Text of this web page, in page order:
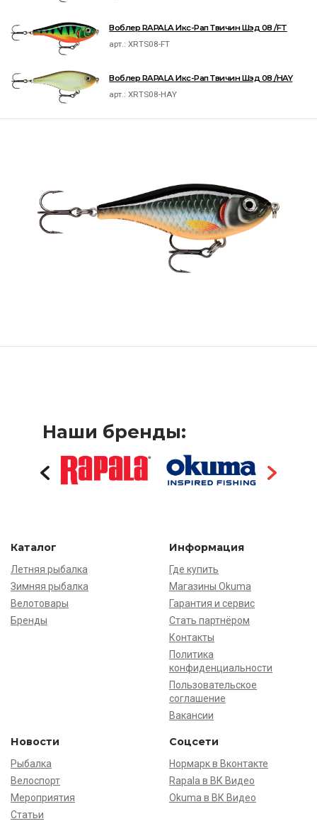
Воблер RAPALA Икс-Рап Твичин Шэд 08 /FT
арт.:XRTS08-FT
Воблер RAPALA Икс-Рап Твичин Шэд 08 /HAY
арт.:XRTS08-HAY
Наши бренды:
Каталог
Летняя рыбалка
Зимняя рыбалка
Велотовары
Бренды
Информация
Где купить
Магазины Okuma
Гарантия и сервис
Стать партнёром
Контакты
Политика
конфиденциальности
Пользовательское
соглашение
Вакансии
Новости
Рыбалка
Велоспорт
Мероприятия
Статьи
Соцсети
Нормарк в Вконтакте
Rapala в ВК Видео
Okuma в ВК Видео